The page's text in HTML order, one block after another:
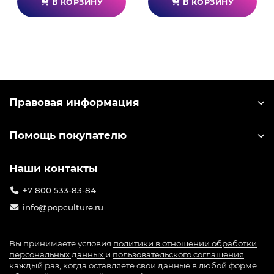
В КОРЗИНУ В КОРЗИНУ
Правовая информация
Помощь покупателю
Наши контакты
+7 800 533-83-84
info@popculture.ru
Вы принимаете условия политики в отношении обработки
персональных данных и пользовательского соглашения
каждый раз, когда оставляете свои данные в любой форме